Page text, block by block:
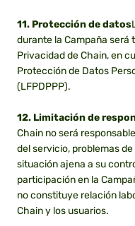
11. Protección de datos
durante la Campaña será
Privacidad de Chain, en
Protección de Datos
(LFPDPPP).
12. Limitación de
Chain no será
del servicio, problemas
situación ajena a su
participación en la
no constituye relación
Chain y los usuarios.